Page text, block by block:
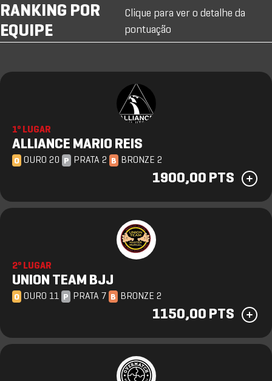
RANKING POR
EQUIPE
Clique para ver o detalhe da
pontuação
1º LUGAR
ALLIANCE MARIO REIS
O OURO 20 P PRATA 2 B BRONZE 2
1900,00 PTS
2º LUGAR
UNION TEAM BJJ
O OURO 11 P PRATA 7 B BRONZE 2
1150,00 PTS